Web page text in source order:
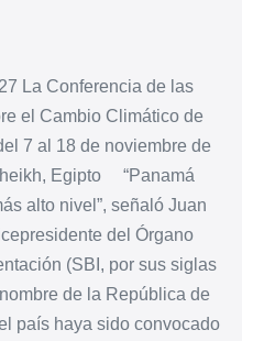
La Conferencia de las
el Cambio Climático de
7 al 18 de noviembre de
Egipto “Panamá
alto nivel”, señaló Juan
del Órgano
(SBI, por sus siglas
de la República de
país haya sido convocado